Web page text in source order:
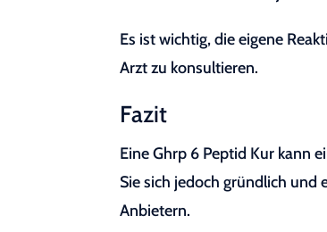
Es ist wichtig, die eigene
Arzt zu konsultieren.
Fazit
Eine Ghrp 6 Peptid Kur kann
Sie sich jedoch gründlich und
Anbietern.